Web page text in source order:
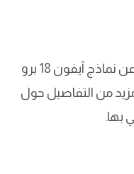
من المتوقع أن تكشف شركة آبل عن نماذج آيفون 18 برو
من التفاصيل حول
بها.